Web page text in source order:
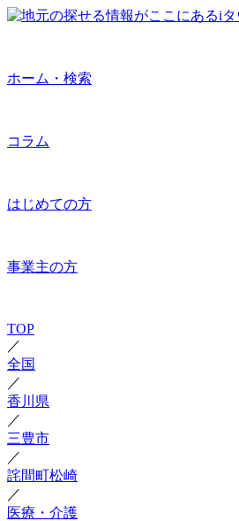
ホーム・検索
コラム
はじめての方
事業主の方
TOP
／
全国
／
香川県
／
三豊市
／
詫間町松崎
／
医療・介護